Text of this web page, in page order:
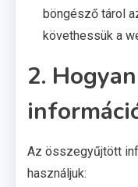
böngésző tárol
követhessük a
2.
Az összegyűjtött
használjuk: